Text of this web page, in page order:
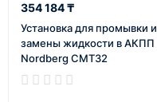
354 184 ₸
Установка для промывки и
замены жидкости в АКПП
Nordberg CMT32